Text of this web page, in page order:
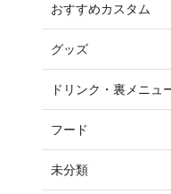
おすすめカスタム
グッズ
ドリンク・裏メニュ
フード
未分類